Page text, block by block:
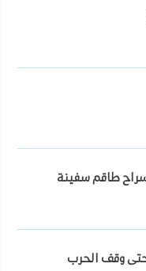
طاقم سفينة
حتى وقف الحرب